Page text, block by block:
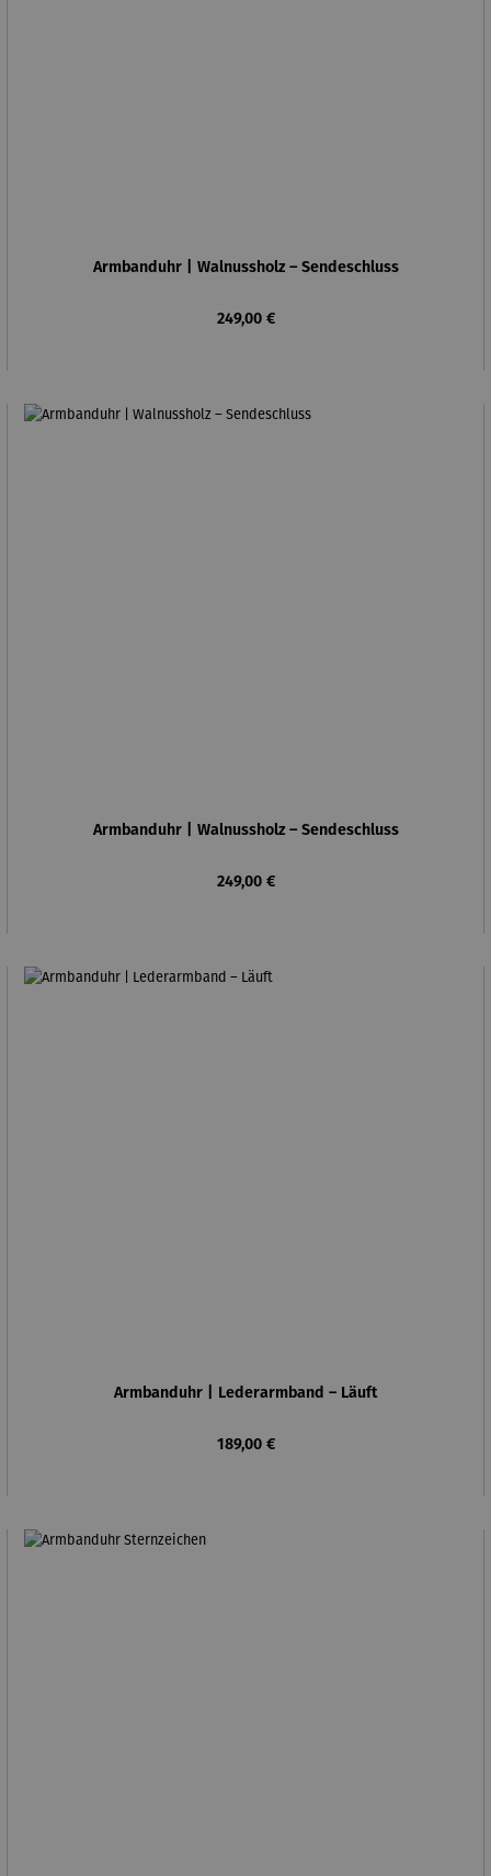
Armbanduhr | Walnussholz – Sendeschluss
Regulärer Preis:
249,00 €
Armbanduhr | Walnussholz – Sendeschluss
Regulärer Preis:
249,00 €
Armbanduhr | Lederarmband – Läuft
Regulärer Preis:
189,00 €